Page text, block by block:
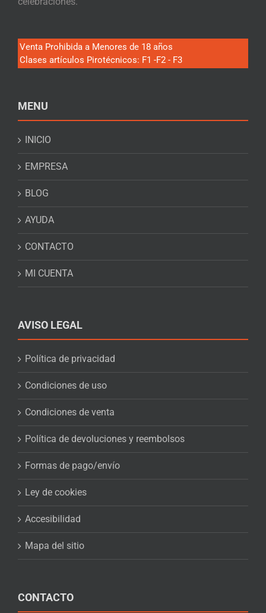
Venta Prohibida a Menores de 18 años
Clases artículos Pirotécnicos: F1 -F2 - F3
MENU
INICIO
EMPRESA
BLOG
AYUDA
CONTACTO
MI CUENTA
AVISO LEGAL
Política de privacidad
Condiciones de uso
Condiciones de venta
Política de devoluciones y reembolsos
Formas de pago/envío
Ley de cookies
Accesibilidad
Mapa del sitio
CONTACTO